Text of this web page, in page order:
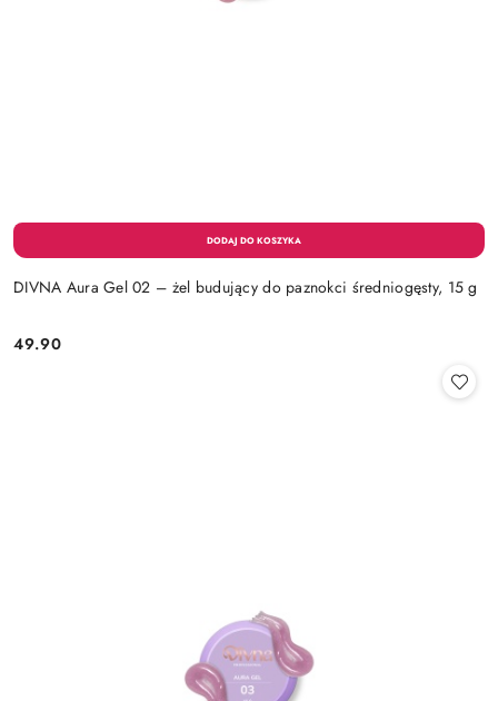
DIVNA Aura Gel 02 – żel budujący do paznokci średniogęsty, 15 g
Cena:
49.90